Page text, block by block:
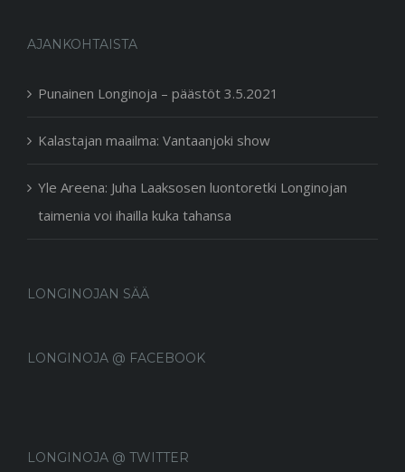
AJANKOHTAISTA
Punainen Longinoja – päästöt 3.5.2021
Kalastajan maailma: Vantaanjoki show
Yle Areena: Juha Laaksosen luontoretki Longinojan
taimenia voi ihailla kuka tahansa
LONGINOJAN SÄÄ
LONGINOJA @ FACEBOOK
LONGINOJA @ TWITTER